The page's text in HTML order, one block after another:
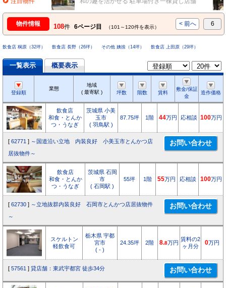
物件情報 108件 6ページ目 （101～120件を表示） < 前へ 6
飲食店 桐原（32坪） 飲食店 長野（26坪） その他 姨捨（14坪） 飲食店 上田原（29坪）
一覧表示 概要表示
登録順
業態
地域
( 最寄駅 )
坪数 階数 賃料
敷金/保証
金
造作価格
飲食店
和食・とんか
つ・うなぎ
茨城県 小美
玉市
( 羽鳥駅 )
87.75坪 1階 44万円 応相談 100万円
[ 62771 ] ～国道沿い立地 内装良好 小美玉市とんかつ店
居抜物件～
飲食店
和食・とんか
つ・うなぎ
茨城県 石岡
市
( 石岡駅 )
55坪 1階 55万円 応相談 100万円
[ 62730 ] ～立地抜群内装良好 石岡市とんかつ店居抜物件
～
スケルトン
軽飲食可
栃木県 宇都
宮市
( - )
24.35坪 2階 8.8万円
賃料の2
ヶ月分
0万円
[ 57561 ] 貸店舗：東武宇都宮 徒歩34分